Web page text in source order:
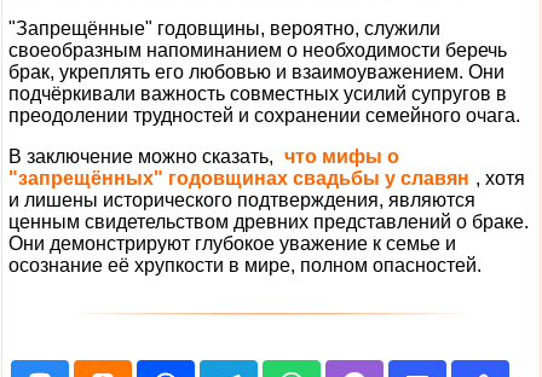
"Запрещённые" годовщины, вероятно, служили
своеобразным напоминанием о необходимости беречь
брак, укреплять его любовью и взаимоуважением. Они
подчёркивали важность совместных усилий супругов в
преодолении трудностей и сохранении семейного очага.
В заключение можно сказать, что мифы о
"запрещённых" годовщинах свадьбы у славян , хотя
и лишены исторического подтверждения, являются
ценным свидетельством древних представлений о браке.
Они демонстрируют глубокое уважение к семье и
осознание её хрупкости в мире, полном опасностей.